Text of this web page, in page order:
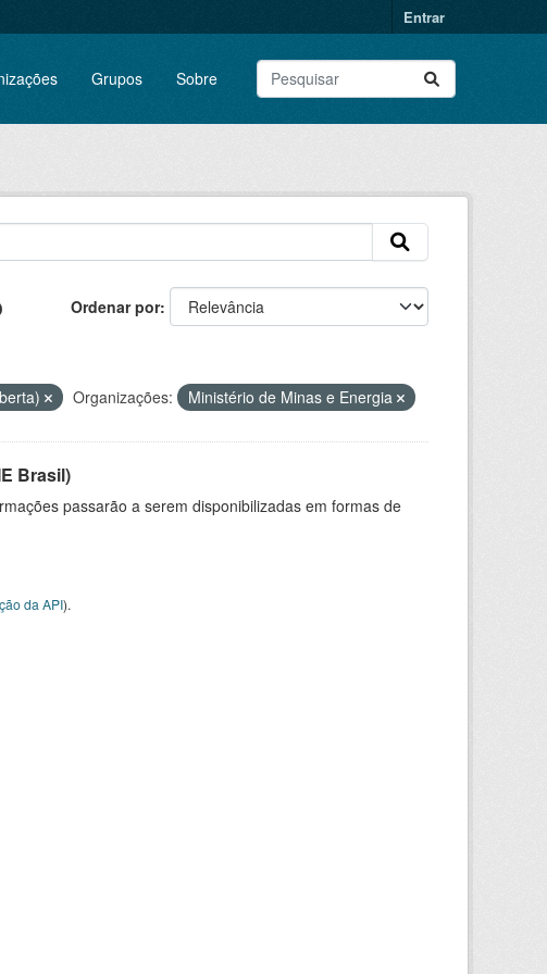
Entrar
Grupos Sobre
Ordenar por
Organizações: Ministério de Minas e Energia
Brasil)
passarão a serem disponibilizadas em formas de
da API).